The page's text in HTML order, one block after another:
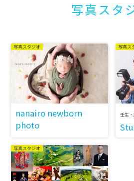
写真スタ
写真スタジオ
nanairo newborn
photo
写真ス
壬生
写真スタジオ